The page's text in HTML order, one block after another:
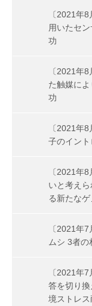
〔2021年
用いたセ
功
〔2021年
た触媒に
功
〔2021年
子のイン
〔2021年
いと考え
る新たな
〔2021年
ムシ 3者の
〔2021年
答を切り
境ストレ